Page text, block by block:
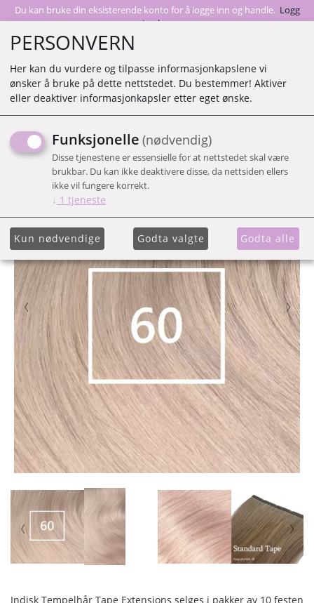
Du kan bruke din eksisterende konto for å logge inn og handle. Logg
inn her
60 GL TAPE
Indisk Tempelhår Tape Extensions selges i pakker av 10 festen
PERSONVERN
Her kan du vurdere og tilpasse informasjonkapslene vi
ønsker å bruke på dette nettstedet. Du bestemmer! Aktiver
eller deaktiver informasjonkapsler etter eget ønske.
Funksjonelle (nødvendig)
Disse tjenestene er essensielle for at nettstedet skal være
brukbar. Du kan ikke deaktivere disse, da nettsiden ellers
ikke vil fungere korrekt.
↓ 1 tjeneste
Kun nødvendige Godta valgte Godta alle